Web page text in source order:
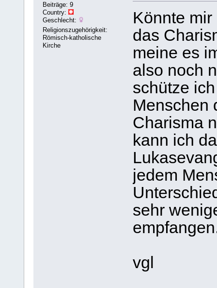
Beiträge: 9
Country:
Geschlecht:
Religionszugehörigkeit:
Römisch-katholische
Kirche
Könnte
das
meine es
also noch
schütze
Menschen
Charisma
kann ich
jedem
sehr
vgl